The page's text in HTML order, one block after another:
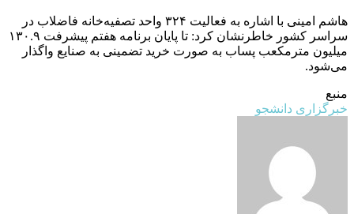
هاشم امینی با اشاره به فعالیت ۳۲۴ واحد تصفیه‌خانه فاضلاب در
سراسر کشور خاطرنشان کرد: تا پایان برنامه هفتم پیشرفت ۱۳۰.۹
میلیون مترمکعب پساب به صورت خرید تضمینی به صنایع واگذار
می‌شود.
منبع
خبرگزاری دانشجو